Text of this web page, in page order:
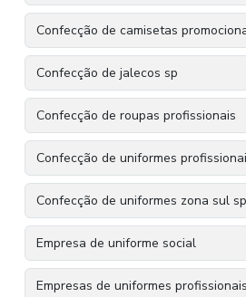
Confecção de camisetas
Confecção de jalecos sp
Confecção de roupas profissionais
Confecção de uniformes
Confecção de uniformes zona sul sp
Empresa de uniforme social
Empresas de uniformes profissionais